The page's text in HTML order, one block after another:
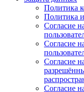
Политика
Политика
Согласие
Согласие
Согласие
Согласие